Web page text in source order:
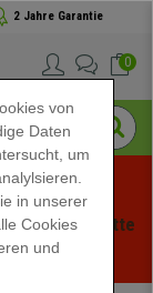
2 Jahre Garantie
0
Rabatte
-
von
Daten
um
in unserer
Cookies
und